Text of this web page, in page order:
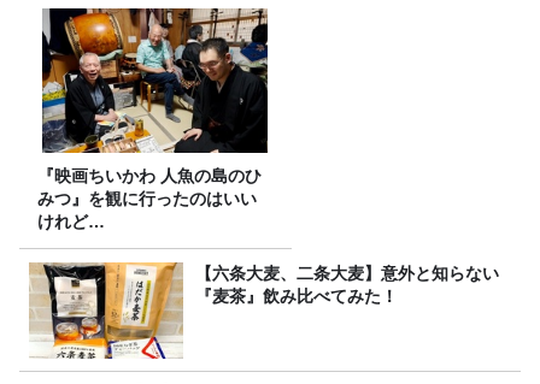
『映画ちいかわ 人魚の島のひ
みつ』を観に行ったのはいい
けれど…
【六条大麦、二条大麦】意外と知らない
『麦茶』飲み比べてみた！